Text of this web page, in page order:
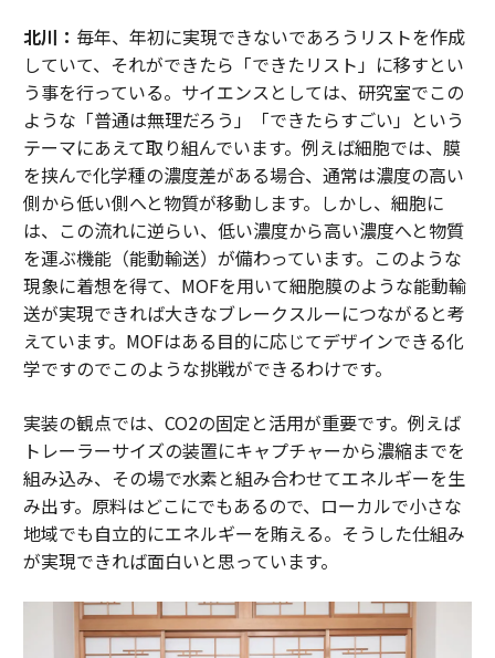
北川： 毎年、年初に実現できないであろうリストを作成
していて、それができたら「できたリスト」に移すとい
う事を行っている。サイエンスとしては、研究室でこの
ような「普通は無理だろう」「できたらすごい」という
テーマにあえて取り組んでいます。例えば細胞では、膜
を挟んで化学種の濃度差がある場合、通常は濃度の高い
側から低い側へと物質が移動します。しかし、細胞に
は、この流れに逆らい、低い濃度から高い濃度へと物質
を運ぶ機能（能動輸送）が備わっています。このような
現象に着想を得て、MOFを用いて細胞膜のような能動輸
送が実現できれば大きなブレークスルーにつながると考
えています。MOFはある目的に応じてデザインできる化
学ですのでこのような挑戦ができるわけです。
実装の観点では、CO2の固定と活用が重要です。例えば
トレーラーサイズの装置にキャプチャーから濃縮までを
組み込み、その場で水素と組み合わせてエネルギーを生
み出す。原料はどこにでもあるので、ローカルで小さな
地域でも自立的にエネルギーを賄える。そうした仕組み
が実現できれば面白いと思っています。